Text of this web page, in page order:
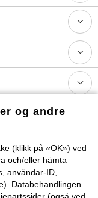
på
og andre
(klikk på «OK») ved
och/eller hämta
användar-ID,
Databehandlingen